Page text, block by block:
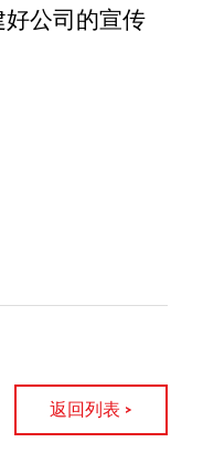
公司的宣传
返回列表 >